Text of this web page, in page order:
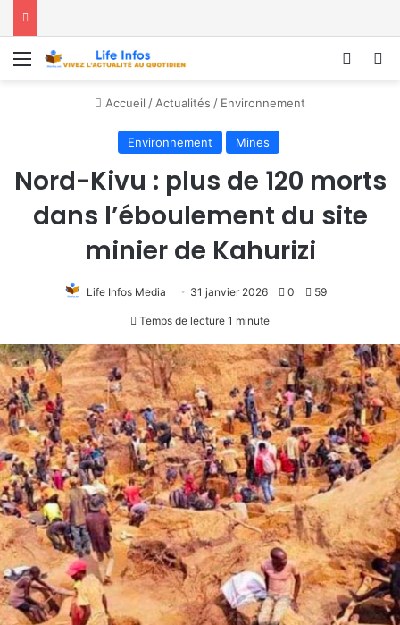
Menu
Accueil / Actualités / Environnement
Environnement Mines
Nord-Kivu : plus de 120 morts
dans l’éboulement du site
minier de Kahurizi
Life Infos Media 31 janvier 2026 0 59
Temps de lecture 1 minute